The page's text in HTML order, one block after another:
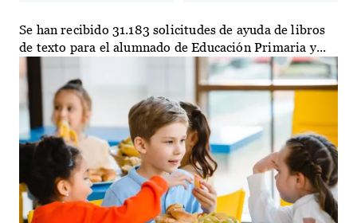
Se han recibido 31.183 solicitudes de ayuda de libros
de texto para el alumnado de Educación Primaria y...